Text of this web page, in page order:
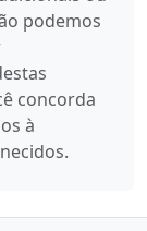
podemos
concorda
à